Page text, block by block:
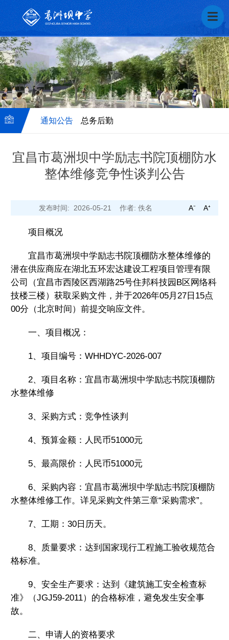
通
通知公告 总务后勤
宜昌市葛洲坝中学励志书院顶棚防水
整体维修竞争性谈判公告
发布时间: 2026-05-21 作者: 佚名 A⁺
A⁻
项目概况
宜昌市葛洲坝中学励志书院顶棚防水整体维修的
潜在供应商应在湖北五环宏达建设工程项目管理有限
公司（宜昌市西陵区西湖路25号住邦科技园B区网络科
技楼三楼）获取采购文件，并于2026年05月27日15点
00分（北京时间）前提交响应文件。
一、项目概况：
1、项目编号：WHHDYC-2026-007
2、项目名称：宜昌市葛洲坝中学励志书院顶棚防
水整体维修
3、采购方式：竞争性谈判
4、预算金额：人民币51000元
5、最高限价：人民币51000元
6、采购内容：宜昌市葛洲坝中学励志书院顶棚防
水整体维修工作。详见采购文件第三章“采购需求”。
7、工期：30日历天。
8、质量要求：达到国家现行工程施工验收规范合
格标准。
9、安全生产要求：达到《建筑施工安全检查标
准》（JGJ59-2011）的合格标准，避免发生安全事
故。
二、申请人的资格要求